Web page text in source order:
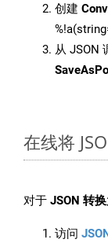
创建
从 JSON
在线将
对于 JSON 转
访问